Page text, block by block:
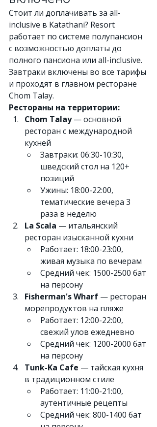
Стоит ли доплачивать за all-
inclusive в Katathani? Resort
работает по системе полупансион
с возможностью доплаты до
полного пансиона или all-inclusive.
Завтраки включены во все тарифы
и проходят в главном ресторане
Chom Talay.
Рестораны на территории:
Chom Talay — основной
ресторан с международной
кухней
Завтраки: 06:30-10:30,
шведский стол на 120+
позиций
Ужины: 18:00-22:00,
тематические вечера 3
раза в неделю
La Scala — итальянский
ресторан изысканной кухни
Работает: 18:00-23:00,
живая музыка по вечерам
Средний чек: 1500-2500 бат
на персону
Fisherman's Wharf — ресторан
морепродуктов на пляже
Работает: 12:00-22:00,
свежий улов ежедневно
Средний чек: 1200-2000 бат
на персону
Tunk-Ka Cafe — тайская кухня
в традиционном стиле
Работает: 11:00-21:00,
аутентичные рецепты
Средний чек: 800-1400 бат